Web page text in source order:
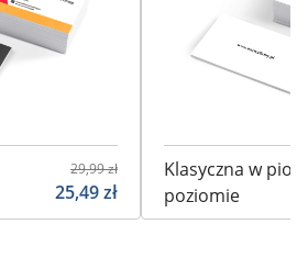
29,99zł
25,49zł
Klasyczna w
poziomie